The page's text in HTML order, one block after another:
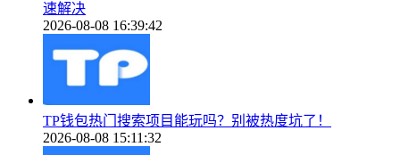
速解决
2026-08-08 16:39:42
TP钱包热门搜索项目能玩吗？别被热度坑了！
2026-08-08 15:11:32